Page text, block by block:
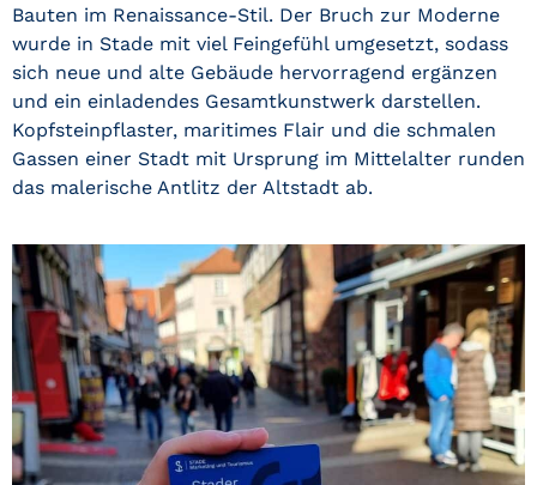
Bauten im Renaissance-Stil. Der Bruch zur Moderne
wurde in Stade mit viel Feingefühl umgesetzt, sodass
sich neue und alte Gebäude hervorragend ergänzen
und ein einladendes Gesamtkunstwerk darstellen.
Kopfsteinpflaster, maritimes Flair und die schmalen
Gassen einer Stadt mit Ursprung im Mittelalter runden
das malerische Antlitz der Altstadt ab.